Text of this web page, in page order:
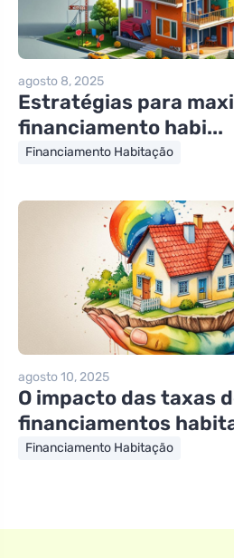
agosto 8, 2025
Estratégias para
financiamento habi...
Financiamento Habitação
agosto 10, 2025
O impacto das taxas
financiamentos
Financiamento Habitação